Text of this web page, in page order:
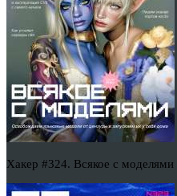
Хакер #324. Всякое с моделями